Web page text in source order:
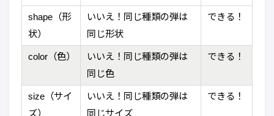
shape（形
状）
いいえ！同じ種類の弾は
同じ形状
できる！
color（色）
いいえ！同じ種類の弾は
同じ色
できる！
size（サイ
ズ）
いいえ！同じ種類の弾は
同じサイズ
できる！